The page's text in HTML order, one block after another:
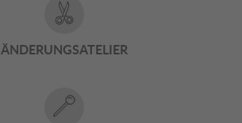
ÄNDERUNGSATELIER